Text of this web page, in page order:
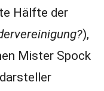
Hälfte der
),
Mister Spock